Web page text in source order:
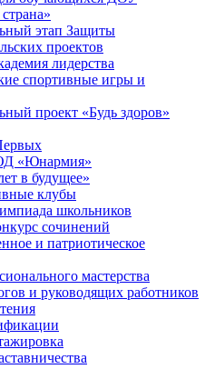
этап Защиты
проектов
лидерства
спортивные игры и
проект «Будь здоров»
«Юнармия»
в будущее»
клубы
школьников
сочинений
и патриотическое
мастерства
и руководящих работников